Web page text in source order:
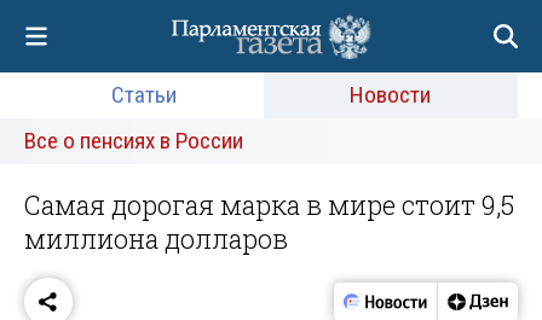
Статьи
Новости
Все о пенсиях в России
Самая дорогая марка в мире стоит 9,5
миллиона долларов